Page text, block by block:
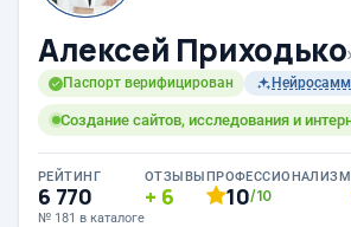
Алексей Приходько›
Паспорт верифицирован
Создание сайтов, исследования и
РЕЙТИНГ
6 770
№ 181 в каталоге
ОТЗЫВЫ
6
ПРОФЕССИОНАЛИЗМ
10/10